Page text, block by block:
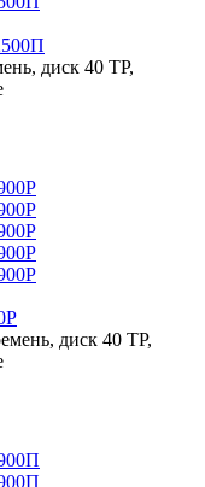
диск 40 ТР,
диск 40 ТР,